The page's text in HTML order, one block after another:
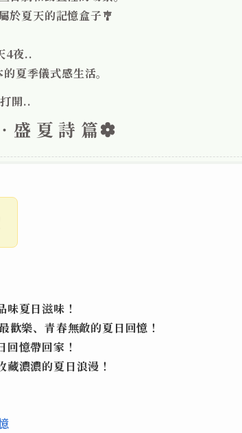
於夏天的記憶盒子🎐
4夜..
夏季儀式感生活。
開..
盛 夏 詩 篇
夏日滋味！
歡樂、青春無敵的夏日回憶！
憶帶回家！
濃濃的夏日浪漫！